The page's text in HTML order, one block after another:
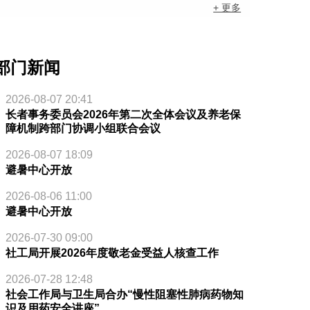
+ 更多
门新闻
2026-08-07 20:41
长者事务委员会2026年第二次全体会议及养老保
障机制跨部门协调小组联合会议
2026-08-07 18:09
避暑中心开放
2026-08-06 11:00
避暑中心开放
2026-07-30 09:00
社工局开展2026年度敬老金受益人核查工作
2026-07-28 12:48
社会工作局与卫生局合办“慢性阻塞性肺病药物知